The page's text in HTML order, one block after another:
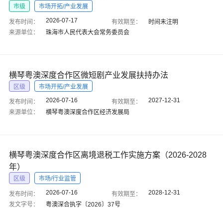
市级 市场开拓/产业发展
发布时间： 2026-07-17 有效期至：
时间未注明
来源单位：
珠海市人民代表大会常务委员会
横琴粤澳深度合作区微短剧产业发展扶持办法
区级 市场开拓/产业发展
发布时间： 2026-07-16 有效期至：
2027-12-31
来源单位：
横琴粤澳深度合作区经济发展局
横琴粤澳深度合作区离境退税工作实施方案（2026-2028
年）
区级 市场/行业监管
发布时间： 2026-07-16 有效期至：
2028-12-31
发文字号：
粤澳深合执字〔2026〕37号